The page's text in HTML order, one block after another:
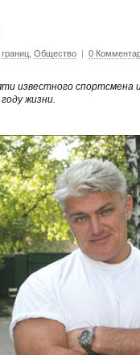
, Общество | 0
известного спортсмена
жизни.